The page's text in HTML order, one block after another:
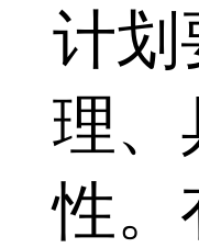
计划
理、
性。